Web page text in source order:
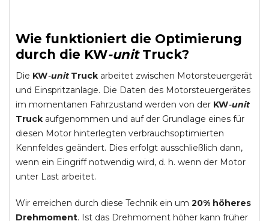
Wie funktioniert die Optimierung
durch die KW-unit Truck?
Die KW-unit Truck arbeitet zwischen Motorsteuergerät
und Einspritzanlage. Die Daten des Motorsteuergerätes
im momentanen Fahrzustand werden von der KW-unit
Truck aufgenommen und auf der Grundlage eines für
diesen Motor hinterlegten verbrauchsoptimierten
Kennfeldes geändert. Dies erfolgt ausschließlich dann,
wenn ein Eingriff notwendig wird, d. h. wenn der Motor
unter Last arbeitet.
Wir erreichen durch diese Technik ein um 20% höheres
Drehmoment. Ist das Drehmoment höher kann früher